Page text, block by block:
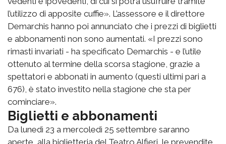
l’utilizzo di apposite cuffie». L’assessore e il direttore
Demarchis hanno poi annunciato che i prezzi di biglietti
e abbonamenti non sono aumentati. «I prezzi sono
rimasti invariati - ha specificato Demarchis - e l’utile
ottenuto al termine della scorsa stagione, grazie a
spettatori e abbonati in aumento (questi ultimi pari a
676), è stato investito nella stagione che sta per
cominciare».
Biglietti e abbonamenti
Da lunedì 23 a mercoledì 25 settembre saranno
aperte, alla biglietteria del Teatro Alfieri, le prevendite